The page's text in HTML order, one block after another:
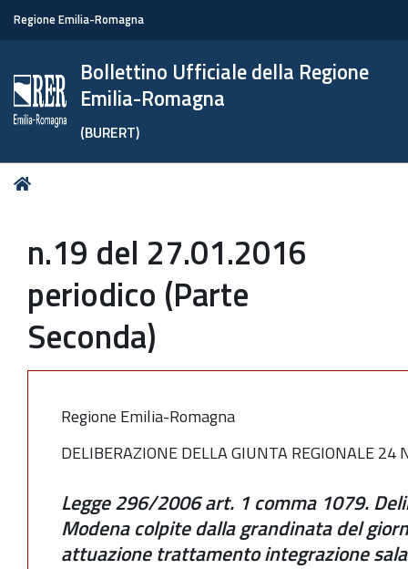
Regione Emilia-Romagna
Bollettino Ufficiale della Regione
Emilia-Romagna
(BURERT)
Tu
n.19 del 27.01.2016
periodico (Parte
Seconda)
Regione Emilia-Romagna
DELIBERAZIONE DELLA GIUNTA REGIONALE
Legge 296/2006 art. 1 comma 1079.
Modena colpite dalla grandinata del
attuazione trattamento integrazione